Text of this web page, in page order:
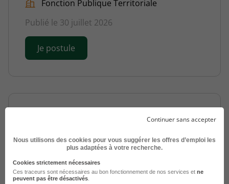
Fonction Publique Territoriale
Publié le 30 juillet 2026
Je postule
Sg28 - Conseiller - Conseillère de
Prévention H/F
Continuer sans accepter
Nous utilisons des cookies pour vous suggérer les offres d’emploi les
plus adaptées à votre recherche.
Cookies strictement nécessaires
Ces traceurs sont nécessaires au bon fonctionnement de nos services et ne
peuvent pas être désactivés